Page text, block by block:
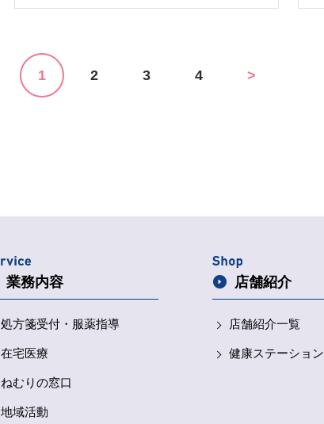
適切な対応をしないままにしたりすることで、心
身の機能低下につながる負の連鎖が生じる可能性
があります。オーラルフレイルを早期に発見し、
歯ぐきのマッサージにも！知覚過敏の方、歯並び
が複雑な方、治療中、口腔外科手術後の方にもお
ススメです
ラシ【 プラチナナノ万毛歯ブラシ manmou 価
格 1,200円＋税 】です これからも予防で皆さん
の健康をサポートしていきたい、ぼ うしや薬局
です
1 2 3 4 >
業務内容
処方箋受付・ 服薬指導
在宅医療
ねむりの窓口
地域活動
店舗紹介
店舗紹介一覧
健康ステーション